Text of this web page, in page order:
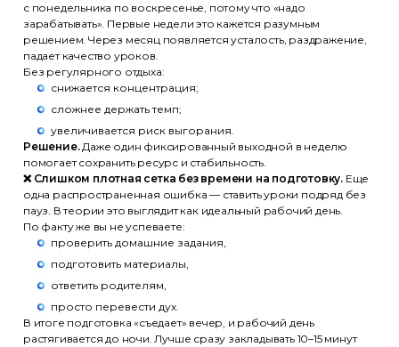
с понедельника по воскресенье, потому что «надо
зарабатывать». Первые недели это кажется разумным
решением. Через месяц появляется усталость, раздражение,
падает качество уроков.
Без регулярного отдыха:
снижается концентрация;
сложнее держать темп;
увеличивается риск выгорания.
Решение.Даже один фиксированный выходной в неделю
помогает сохранить ресурс и стабильность.
❌ Слишком плотная сетка без времени на подготовку. Еще
одна распространенная ошибка — ставить уроки подряд без
пауз. В теории это выглядит как идеальный рабочий день.
По факту же вы не успеваете:
проверить домашние задания,
подготовить материалы,
ответить родителям,
просто перевести дух.
В итоге подготовка «съедает» вечер, и рабочий день
растягивается до ночи. Лучше сразу закладывать 10–15 минут